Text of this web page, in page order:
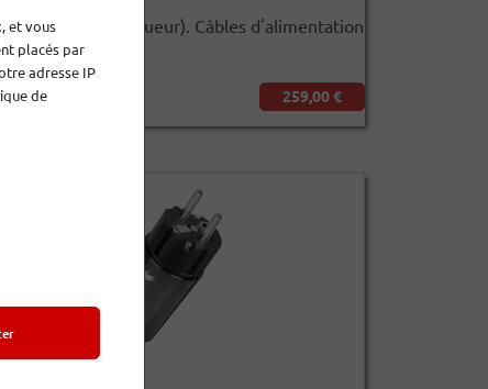
199 € (selon longueur). Câbles d'alimentation
259,00 €
et vous
placés par
adresse IP
de